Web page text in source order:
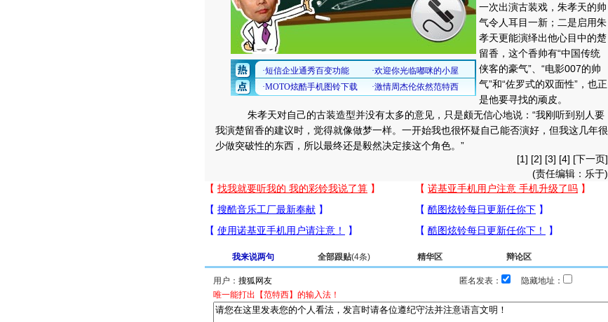
一次出演古装戏，朱孝天的帅
气令人耳目一新；二是启用朱
孝天更能演绎出他心目中的楚
留香，这个香帅有“中国传统
侠客的豪气”、“电影007的帅
气”和“佐罗式的双面性”，也正
是他要寻找的顽皮。
朱孝天对自己的古装造型并没有太多的意见，只是颇无信心地说：“我刚听到别人要
我演楚留香的建议时，觉得就像做梦一样。一开始我也很怀疑自己能否演好，但我这几年很
少做突破性的东西，所以最终还是毅然决定接这个角色。”
[1] [2] [3] [4] [下一页]
(责任编辑：乐于)
我来说两句 全部跟贴(4条) 精华区 辩论区
用户： 匿名发表：
隐藏地址：
唯一能打出【范特西】的输入法！